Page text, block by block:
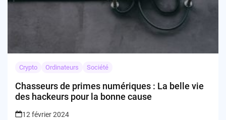
Crypto Ordinateurs Société
Chasseurs de primes numériques : La belle vie
des hackeurs pour la bonne cause
12 février 2024